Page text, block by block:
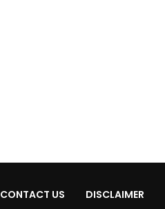
CONTACT US DISCLAIMER